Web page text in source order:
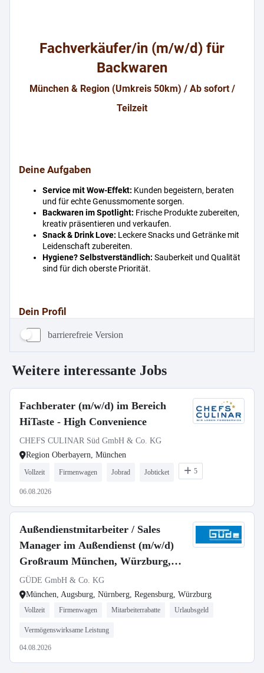
barrierefreie Version
Weitere interessante Jobs
Fachberater (m/w/d) im Bereich
HiTaste - High Convenience
CHEFS CULINAR Süd GmbH & Co. KG
Region Oberbayern, München
Vollzeit Firmenwagen Jobrad Jobticket 5
06.08.2026
Außendienstmitarbeiter / Sales
Manager im Außendienst (m/w/d)
Großraum München, Würzburg,
Regensburg, Nürnberg, Augsburg
GÜDE GmbH & Co. KG
München, Augsburg, Nürnberg, Regensburg, Würzburg
Vollzeit Firmenwagen Mitarbeiterrabatte Urlaubsgeld
Vermögenswirksame Leistung
04.08.2026